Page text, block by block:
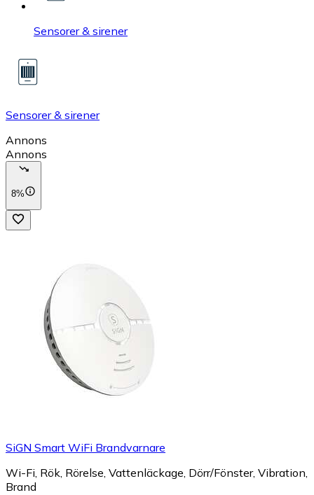
Sensorer & sirener
Sensorer & sirener
Annons
Annons
8%
SiGN Smart WiFi Brandvarnare
Wi-Fi, Rök, Rörelse, Vattenläckage, Dörr/Fönster, Vibration,
Brand